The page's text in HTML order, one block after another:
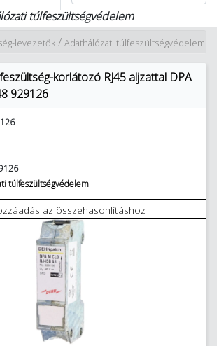
túlfeszültségvédelem
Adathálózati túlfeszültségvédelem
/
levezetők
korlátozó RJ45 aljzattal DPA
929126
túlfeszültségvédelem
az összehasonlításhoz